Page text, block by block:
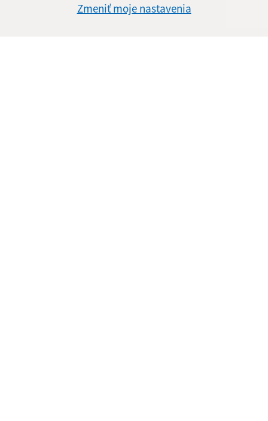
Zmeniť moje nastavenia